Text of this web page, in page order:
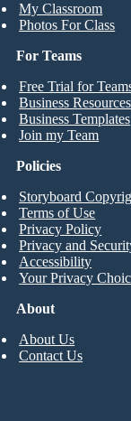
My Classroom
Photos For Class
For Teams
Free Trial for
Business Resources
Business Templates
Join my Team
About
About Us
Contact Us
Policies
Storyboard
Terms of Use
Privacy Policy
Privacy and
Accessibility
Your Privacy